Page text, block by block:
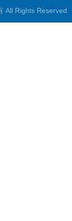
试剂盒
All Rights